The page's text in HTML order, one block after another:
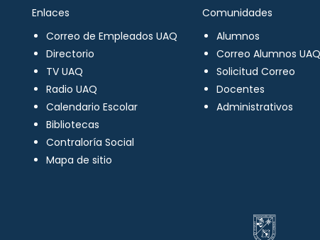
Enlaces
Correo de Empleados UAQ
Directorio
TV UAQ
Radio UAQ
Calendario Escolar
Bibliotecas
Contraloría Social
Mapa de sitio
Comunidades
Alumnos
Correo Alumnos UAQ
Solicitud Correo
Docentes
Administrativos